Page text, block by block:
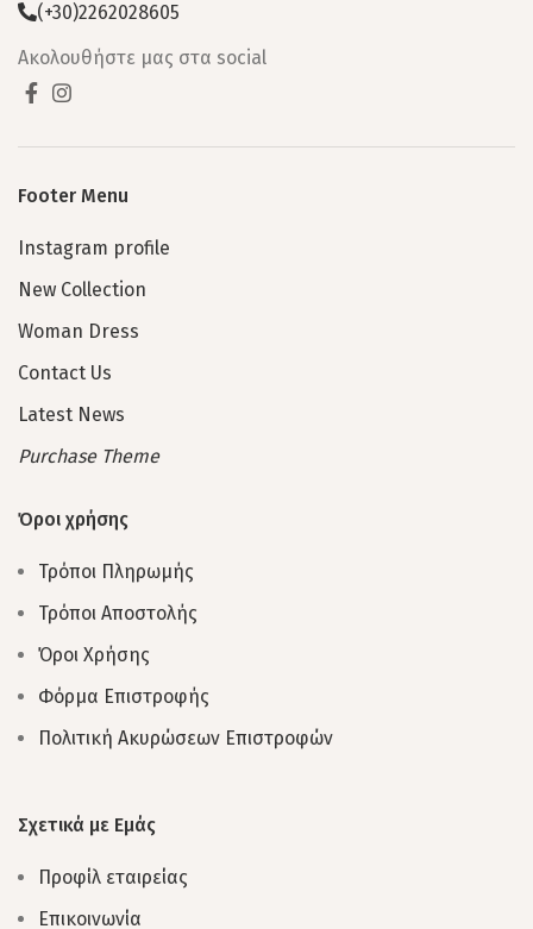
(+30)2262028605
Ακολουθήστε μας στα social
Footer Menu
Instagram profile
New Collection
Woman Dress
Contact Us
Latest News
Purchase Theme
Όροι χρήσης
Τρόποι Πληρωμής
Τρόποι Αποστολής
Όροι Χρήσης
Φόρμα Επιστροφής
Πολιτική Ακυρώσεων Επιστροφών
Σχετικά με Εμάς
Προφίλ εταιρείας
Επικοινωνία